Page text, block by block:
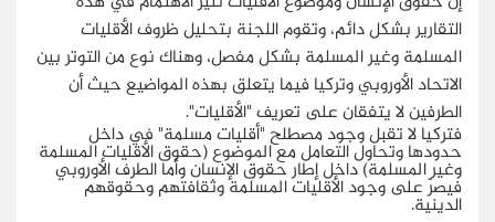
التقارير بشكل دائم، وتقوم اللجنة بتحليل ظروف الأقليات
المسلمة وغير المسلمة بشكل مفصل، وهناك نوع من التوتر بين
الاتحاد الأوروبي وتركيا فيما يتعلق بهذه المواضيع حيث أن
الطرفين لا يتفقان على تعريف "الأقليات".
فتركيا لا تقبل وجود مصطلح "أقليات مسلمة" في داخل
حدودها وتحاول التعامل مع الموضوع (حقوق الأقليات المسلمة
وغير المسلمة) داخل إطار حقوق الإنسان وأما الطرف الأوروبي
فيصرّ على وجود الأقليات المسلمة وثقافتهم وحقوقهم
الدينية.